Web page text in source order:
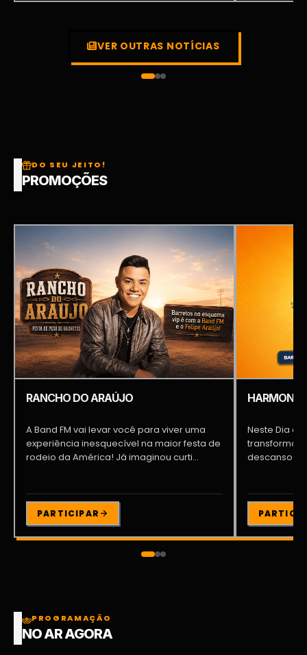
VER OUTRAS NOTÍCIAS
DO SEU JEITO!
PROMOÇÕES
RANCHO DO ARAÚJO
A Band FM vai levar você para viver uma
experiência inesquecível na maior festa de
rodeio da América! Já imaginou curti...
PARTICIPAR
Neste Dia
transformar
descanso
PROGRAMAÇÃO
NO AR AGORA